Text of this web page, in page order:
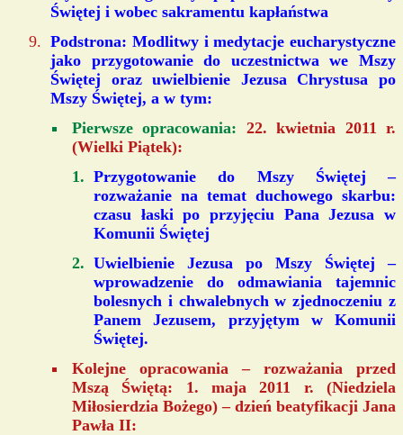
Świętej i wobec sakramentu kapłaństwa
Podstrona: Modlitwy i medytacje eucharystyczne
jako przygotowanie do uczestnictwa we Mszy
Świętej oraz uwielbienie Jezusa Chrystusa po
Mszy Świętej, a w tym:
Pierwsze opracowania: 22. kwietnia 2011 r.
(Wielki Piątek):
Przygotowanie do Mszy Świętej –
rozważanie na temat duchowego skarbu:
czasu łaski po przyjęciu Pana Jezusa w
Komunii Świętej
Uwielbienie Jezusa po Mszy Świętej –
wprowadzenie do odmawiania tajemnic
bolesnych i chwalebnych w zjednoczeniu z
Panem Jezusem, przyjętym w Komunii
Świętej.
Kolejne opracowania – rozważania przed
Mszą Świętą: 1. maja 2011 r. (Niedziela
Miłosierdzia Bożego) – dzień beatyfikacji Jana
Pawła II: